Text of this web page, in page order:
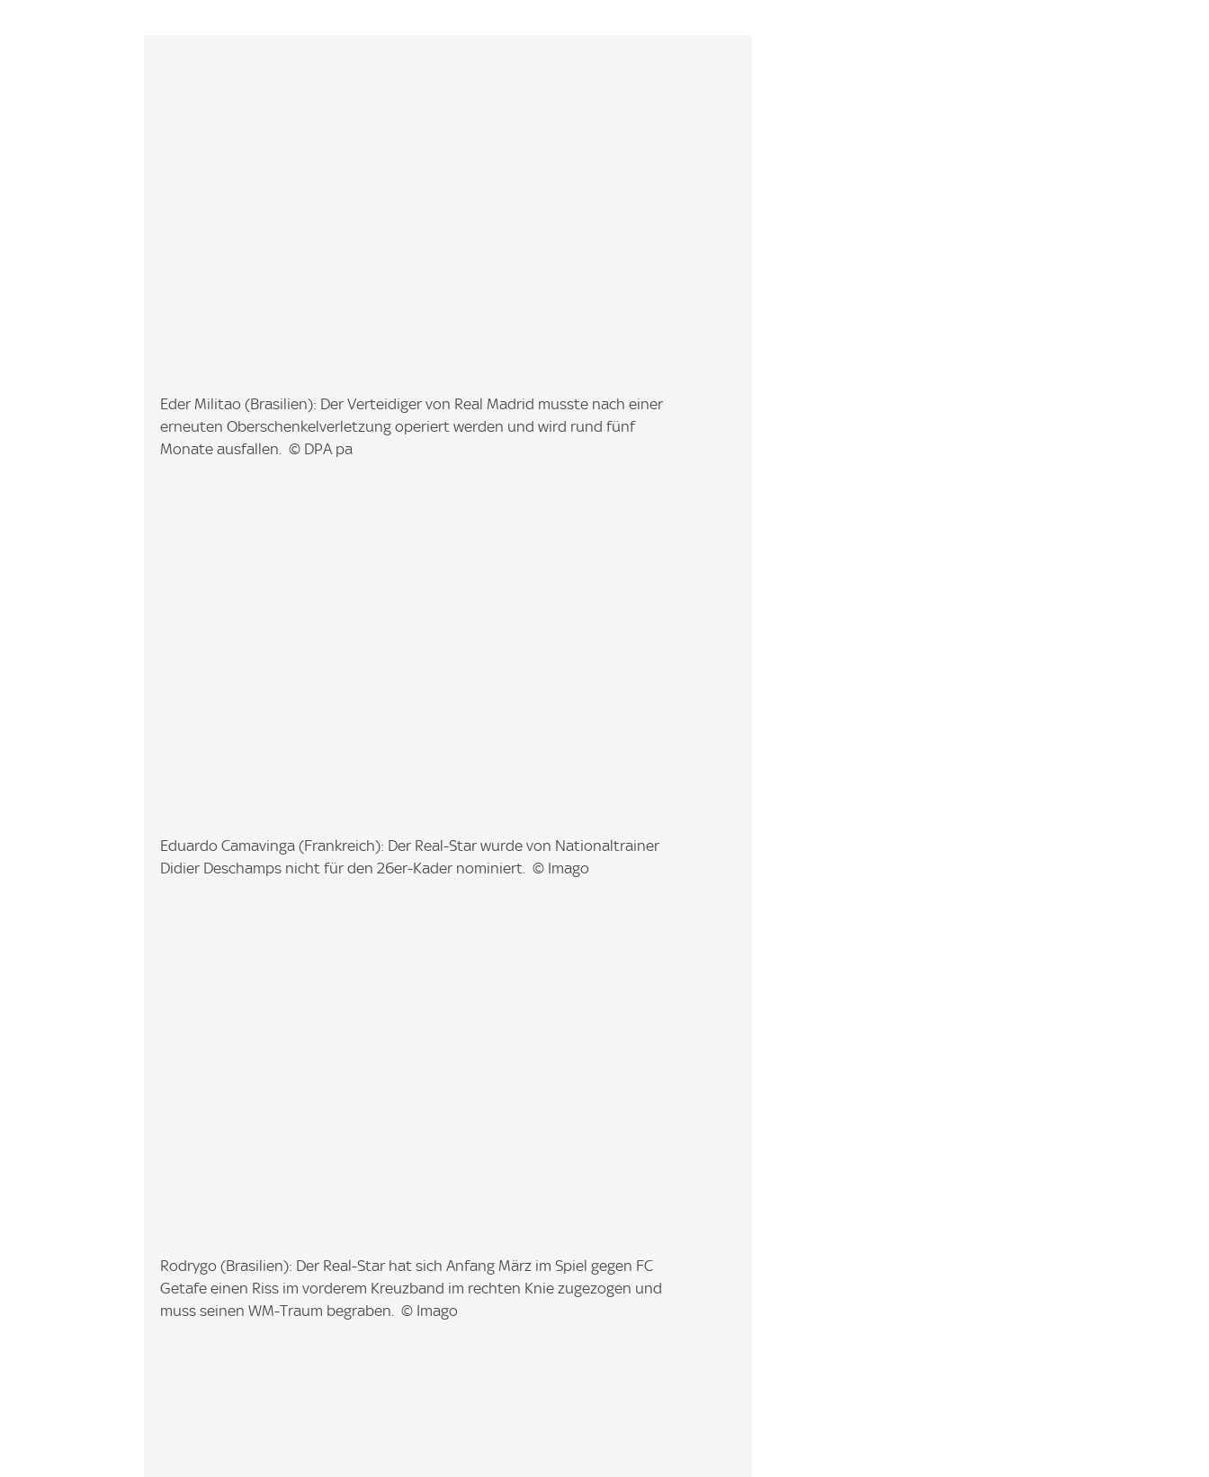
I
m
a
Eder Militao (Brasilien): Der Verteidiger von Real Madrid musste nach einer
erneuten Oberschenkelverletzung operiert werden und wird rund fünf
Monate ausfallen. © DPA pa
I
m
Eduardo Camavinga (Frankreich): Der Real-Star wurde von Nationaltrainer
Didier Deschamps nicht für den 26er-Kader nominiert. © Imago
I
m
a
Rodrygo (Brasilien): Der Real-Star hat sich Anfang März im Spiel gegen FC
Getafe einen Riss im vorderem Kreuzband im rechten Knie zugezogen und
muss seinen WM-Traum begraben. © Imago